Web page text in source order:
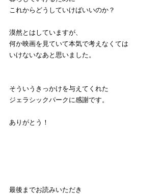
これからどうしていけばいいのか？
漠然とはしていますが、
何か映画を見ていて本気で考えなくては
いけないなあと思いました。
そういうきっかけを与えてくれた
ジェラシックパークに感謝です。
ありがとう！
最後までお読みいただき